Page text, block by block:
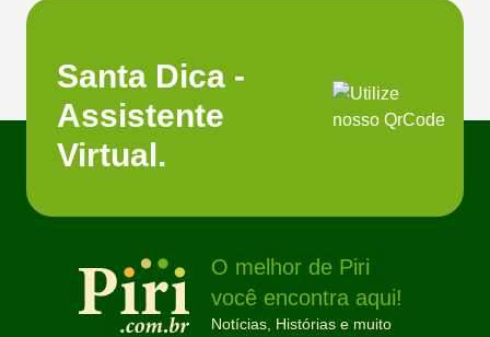
Santa Dica -
Assistente
Virtual.
O melhor de Piri
você encontra aqui!
Notícias, Histórias e muito